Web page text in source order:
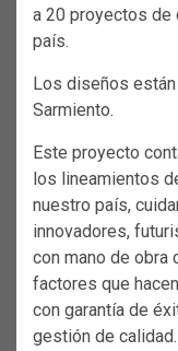
a 20 proyectos
país.
Los diseños
Sarmiento.
Este proyecto
los lineamientos
nuestro país,
innovadores,
con mano de obra
factores que
con garantía de
gestión de calidad.